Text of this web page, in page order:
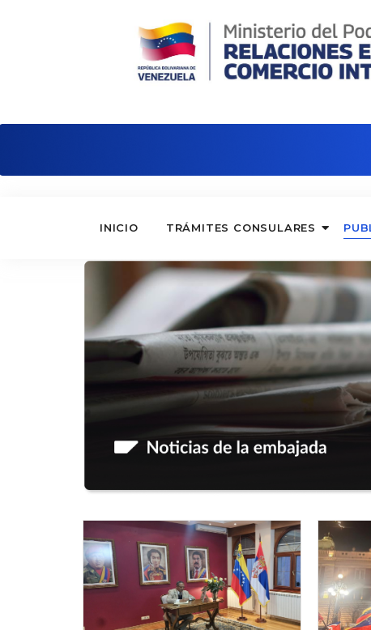
INICIO TRÁMITES CONSULARES